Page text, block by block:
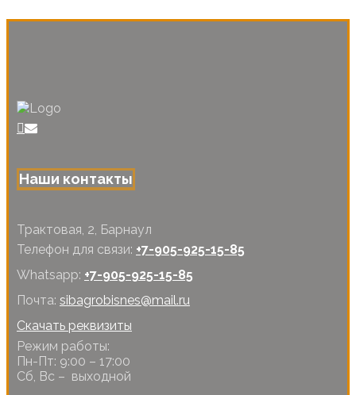
Наши контакты
Трактовая, 2, Барнаул
Телефон для связи: +7-905-925-15-85
Whatsapp: +7-905-925-15-85
Почта: sibagrobisnes@mail.ru
Скачать реквизиты
Режим работы:
Пн-Пт: 9:00 – 17:00
Сб, Вс – выходной